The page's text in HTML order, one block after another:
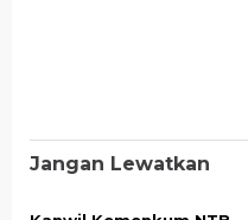
Jangan Lewatkan